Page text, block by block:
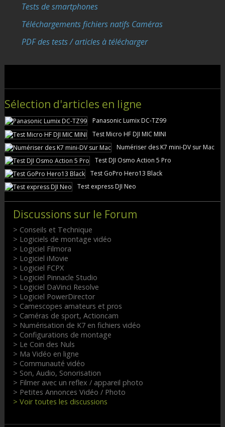
Tests de smartphones
Téléchargements fichiers natifs Caméras
PDF des tests / articles à télécharger
Sélection d'articles en ligne
Panasonic Lumix DC-TZ99
Test Micro HF DJI MIC MINI
Numériser des K7 mini-DV sur Mac
Test DJI Osmo Action 5 Pro
Test GoPro Hero13 Black
Test express DJI Neo
Discussions sur le Forum
> Conseils et Technique
> Logiciels de montage vidéo
> Logiciel Filmora
> Logiciel iMovie
> Logiciel FCPX
> Logiciel Pinnacle Studio
> Logiciel DaVinci Resolve
> Logiciel PowerDirector
> Camescopes amateurs et pros
> Caméras de sport, Actioncam
> Numérisation de K7 en fichiers vidéo
> Configurations de montage
> Le Coin des Nuls
> Ma Vidéo en ligne
> Communauté vidéo
> Son, Audio, Sonorisation
> Filmer avec un reflex / appareil photo
> Petites Annonces Vidéo / Photo
> Voir toutes les discussions